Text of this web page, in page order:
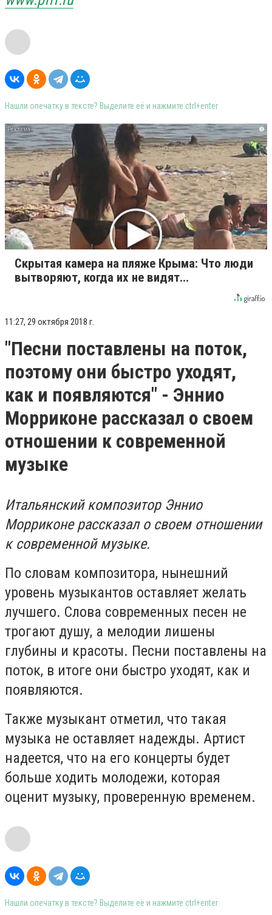
Нашли опечатку в тексте? Выделите её и нажмите ctrl+enter
i
Скрытая камера на пляже Крыма: Что люди
вытворяют, когда их не видят...
11:27, 29 октября 2018 г.
"Песни поставлены на поток,
поэтому они быстро уходят,
как и появляются" - Эннио
Морриконе рассказал о своем
отношении к современной
музыке
Итальянский композитор Эннио
Морриконе рассказал о своем отношении
к современной музыке.
По словам композитора, нынешний
уровень музыкантов оставляет желать
лучшего. Слова современных песен не
трогают душу, а мелодии лишены
глубины и красоты. Песни поставлены на
поток, в итоге они быстро уходят, как и
появляются.
Также музыкант отметил, что такая
музыка не оставляет надежды. Артист
надеется, что на его концерты будет
больше ходить молодежи, которая
оценит музыку, проверенную временем.
Нашли опечатку в тексте? Выделите её и нажмите ctrl+enter